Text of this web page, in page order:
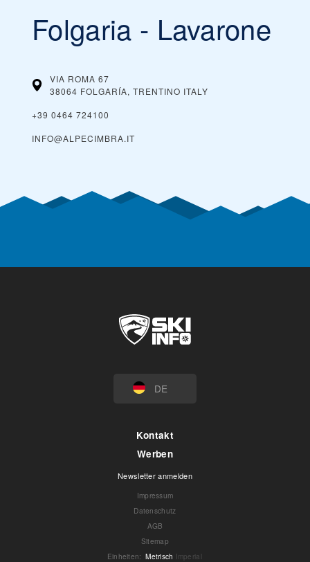
Folgaria - Lavarone
VIA ROMA 67
38064 FOLGARÍA, TRENTINO ITALY
+39 0464 724100
INFO@ALPECIMBRA.IT
DE
Kontakt
Werben
Newsletter anmelden
Impressum
Datenschutz
AGB
Sitemap
Einheiten: Metrisch Imperial